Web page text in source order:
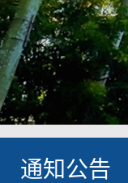
通知公告